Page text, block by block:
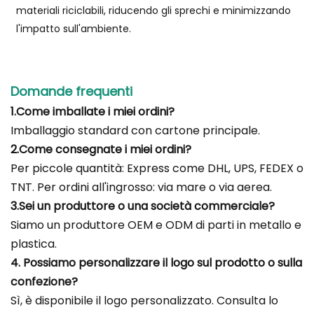
materiali riciclabili, riducendo gli sprechi e minimizzando
l'impatto sull'ambiente.
Domande frequenti
1.Come imballate i miei ordini?
Imballaggio standard con cartone principale.
2.Come consegnate i miei ordini?
Per piccole quantità: Express come DHL, UPS, FEDEX o
TNT. Per ordini all'ingrosso: via mare o via aerea.
3.Sei un produttore o una società commerciale?
Siamo un produttore OEM e ODM di parti in metallo e
plastica.
4. Possiamo personalizzare il logo sul prodotto o sulla
confezione?
Sì, è disponibile il logo personalizzato. Consulta lo